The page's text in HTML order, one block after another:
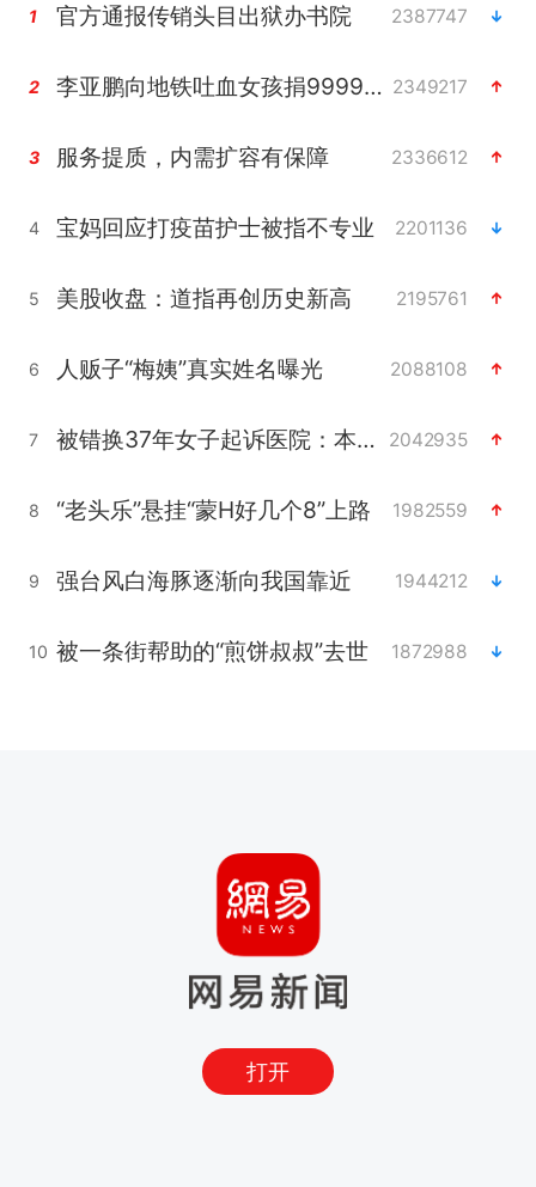
1 官方通报传销头目出狱办书院 2387747
2 李亚鹏向地铁吐血女孩捐99999元 2349217
3 服务提质，内需扩容有保障 2336612
4 宝妈回应打疫苗护士被指不专业 2201136
5 美股收盘：道指再创历史新高 2195761
6 人贩子“梅姨”真实姓名曝光 2088108
7 被错换37年女子起诉医院：本不需辍学 2042935
8 “老头乐”悬挂“蒙H好几个8”上路 1982559
9 强台风白海豚逐渐向我国靠近 1944212
10 被一条街帮助的“煎饼叔叔”去世 1872988
打开